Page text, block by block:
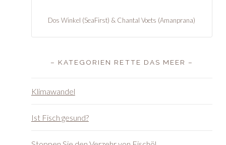
Dos Winkel (SeaFirst) & Chantal Voets (Amanprana)
– KATEGORIEN RETTE DAS MEER –
Klimawandel
Ist Fisch gesund?